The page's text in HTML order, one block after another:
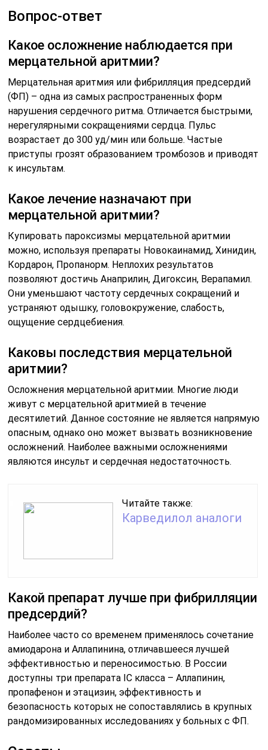
Вопрос-ответ
Какое осложнение наблюдается при
мерцательной аритмии?
Мерцательная аритмия или фибрилляция предсердий
(ФП) – одна из самых распространенных форм
нарушения сердечного ритма. Отличается быстрыми,
нерегулярными сокращениями сердца. Пульс
возрастает до 300 уд/мин или больше. Частые
приступы грозят образованием тромбозов и приводят
к инсультам.
Какое лечение назначают при
мерцательной аритмии?
Купировать пароксизмы мерцательной аритмии
можно, используя препараты Новокаинамид, Хинидин,
Кордарон, Пропанорм. Неплохих результатов
позволяют достичь Анаприлин, Дигоксин, Верапамил.
Они уменьшают частоту сердечных сокращений и
устраняют одышку, головокружение, слабость,
ощущение сердцебиения.
Каковы последствия мерцательной
аритмии?
Осложнения мерцательной аритмии. Многие люди
живут с мерцательной аритмией в течение
десятилетий. Данное состояние не является напрямую
опасным, однако оно может вызвать возникновение
осложнений. Наиболее важными осложнениями
являются инсульт и сердечная недостаточность.
Читайте также:
Карведилол аналоги
Какой препарат лучше при фибрилляции
предсердий?
Наиболее часто со временем применялось сочетание
амиодарона и Аллапинина, отличавшееся лучшей
эффективностью и переносимостью. В России
доступны три препарата IC класса – Аллапинин,
пропафенон и этацизин, эффективность и
безопасность которых не сопоставлялись в крупных
рандомизированных исследованиях у больных с ФП.